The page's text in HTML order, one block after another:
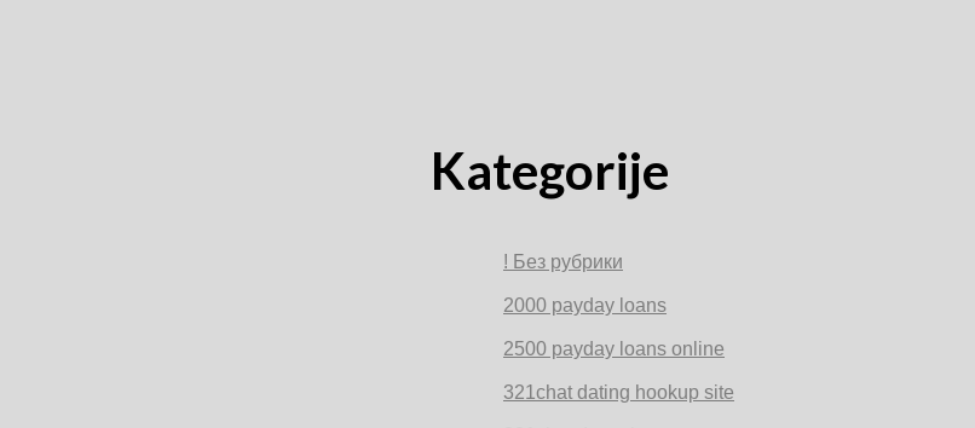
Kategorije
! Без рубрики
2000 payday loans
2500 payday loans online
321chat dating hookup site